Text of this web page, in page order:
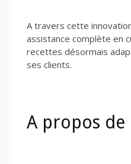
A travers cette
assistance complète en
recettes désormais
ses clients.
A propos